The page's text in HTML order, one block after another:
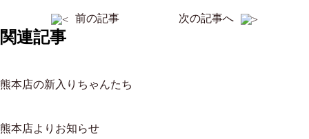
前の記事 次の記事へ
関連記事
熊本店の新入りちゃんたち
熊本店よりお知らせ